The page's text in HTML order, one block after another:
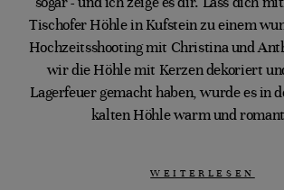
Tischofer Höhle in Kufstein zu einem
Hochzeitsshooting mit Christina und
wir die Höhle mit Kerzen dekoriert
Lagerfeuer gemacht haben, wurde es in
kalten Höhle warm und
WEITERLESEN